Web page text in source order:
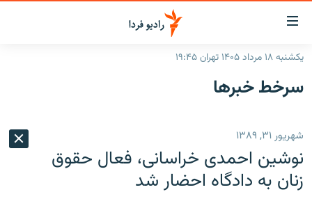
لینک‌های
قابلیت
دسترسی
بازگشت
اصلی
رفتن
صفحه
ایران
رادیو
انتخاب کنید و بشنویدپادکست
یکشنبه ۱۸ مرداد ۱۴۰۵ تهران ۱۹:۴۵
سرخط‌ خبرها
شهریور ۳۱, ۱۳۸۹
نوشين احمدی خراسانی، فعال حقوق
زنان به دادگاه احضار شد